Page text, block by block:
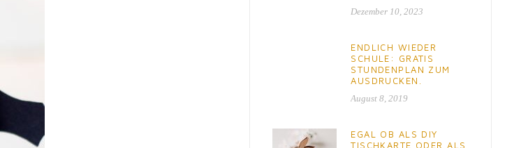
Dezember 10, 2023
ENDLICH WIEDER
SCHULE: GRATIS
STUNDENPLAN ZUM
AUSDRUCKEN.
August 8, 2019
EGAL OB ALS DIY
TISCHKARTE ODER ALS